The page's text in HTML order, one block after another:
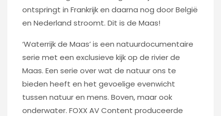
ontspringt in Frankrijk en daarna nog door België
en Nederland stroomt. Dit is de Maas!
‘Waterrijk de Maas’ is een natuurdocumentaire
serie met een exclusieve kijk op de rivier de
Maas. Een serie over wat de natuur ons te
bieden heeft en het gevoelige evenwicht
tussen natuur en mens. Boven, maar ook
onderwater. FOXX AV Content produceerde